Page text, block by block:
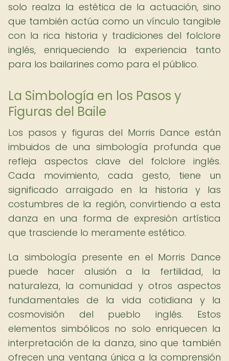
solo realza la estética de la actuación, sino
que también actúa como un vínculo tangible
con la rica historia y tradiciones del folclore
inglés, enriqueciendo la experiencia tanto
para los bailarines como para el público.
La Simbología en los Pasos y
Figuras del Baile
Los pasos y figuras del Morris Dance están
imbuidos de una simbología profunda que
refleja aspectos clave del folclore inglés.
Cada movimiento, cada gesto, tiene un
significado arraigado en la historia y las
costumbres de la región, convirtiendo a esta
danza en una forma de expresión artística
que trasciende lo meramente estético.
La simbología presente en el Morris Dance
puede hacer alusión a la fertilidad, la
naturaleza, la comunidad y otros aspectos
fundamentales de la vida cotidiana y la
cosmovisión del pueblo inglés. Estos
elementos simbólicos no solo enriquecen la
interpretación de la danza, sino que también
ofrecen una ventana única a la comprensión